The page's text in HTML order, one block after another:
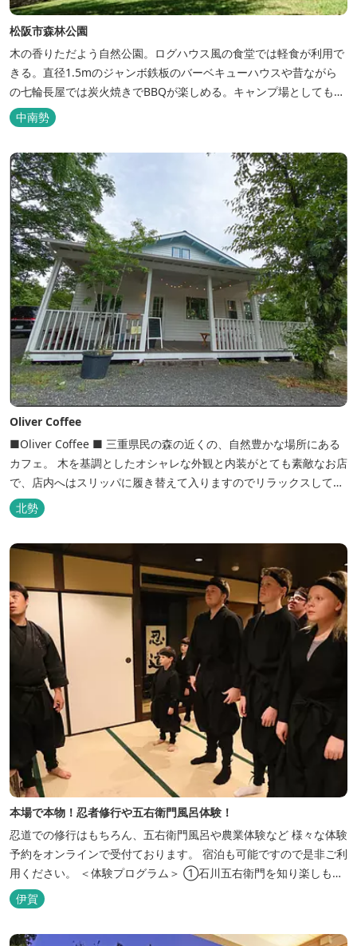
松阪市森林公園
木の香りただよう自然公園。ログハウス風の食堂では軽食が利用で
きる。直径1.5mのジャンボ鉄板のバーベキューハウスや昔ながら
の七輪長屋では炭火焼きでBBQが楽しめる。キャンプ場としても人
気で、週末は多くのキャンパーでにぎわっている。バンガローや5
タイプのテントサイトがある。展望台からは市街が一望できる。ま
込みOK！あらかじめご...
中南勢
Oliver Coffee
■Oliver Coffee ■ 三重県民の森の近くの、自然豊かな場所にある
カフェ。 木を基調としたオシャレな外観と内装がとても素敵なお店
で、店内へはスリッパに履き替えて入りますのでリラックスして食
事を楽しめます。 席は店内にテーブル席や円卓、外のテラス席など
があり、お子様連れでも入りやすく居心地がいいカフェです。 森の
北勢
本場で本物！忍者修行や五右衛門風呂体験！
忍道での修行はもちろん、五右衛門風呂や農業体験など 様々な体験
予約をオンラインで受付ております。 宿泊も可能ですので是非ご利
用ください。 ＜体験プログラム＞ ①石川五右衛門を知り楽しも
う！ ②忍者をめざそう！（入門・初級編） ③忍者の基礎体力づく
り！農業体験！ ④忍者の里山散策と忍者修行を楽しもう！（山中
で忍道修行）
伊賀